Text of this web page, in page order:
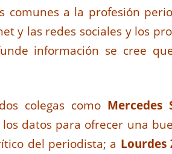
a la profesión
y las redes sociales y los
información se cree
colegas como Mercedes
datos para ofrecer una
del periodista; a Lourdes